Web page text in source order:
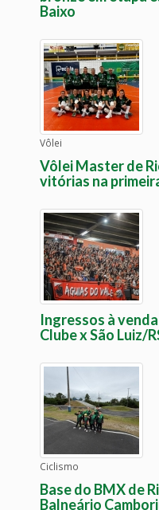
Baixo
Vôlei
Vôlei Master de
vitórias na
Ingressos à
Clube x São Luiz/
Ciclismo
Base do BMX de
Balneário